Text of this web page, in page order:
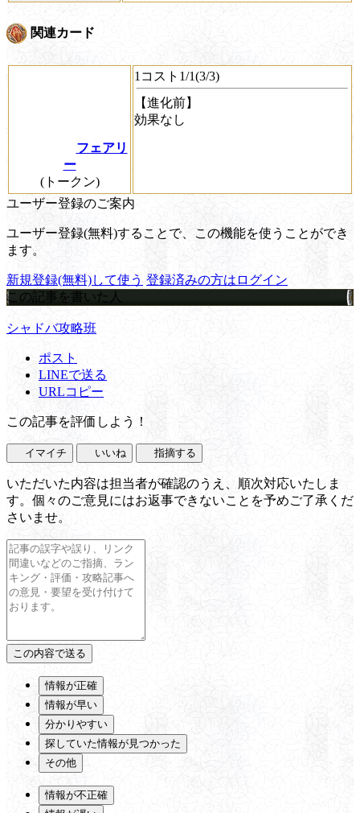
関連カード
フェアリ
ー
(トークン)
1コスト1/1(3/3)
【進化前】
効果なし
ユーザー登録のご案内
ユーザー登録(無料)することで、この機能を使うことができ
ます。
新規登録(無料)して使う 登録済みの方はログイン
この記事を書いた人
シャドバ攻略班
ポスト
LINEで送る
URLコピー
この記事を評価しよう！
イマイチ いいね 指摘する
いただいた内容は担当者が確認のうえ、順次対応いたしま
す。個々のご意見にはお返事できないことを予めご了承くだ
さいませ。
情報が正確
情報が早い
分かりやすい
探していた情報が見つかった
その他
情報が不正確